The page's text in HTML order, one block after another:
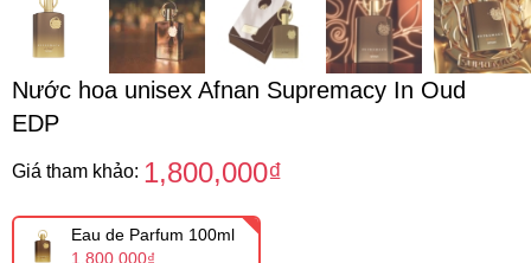
Nước hoa unisex Afnan Supremacy In Oud
EDP
Giá tham khảo: 1,800,000₫
Eau de Parfum 100ml
1,800,000₫